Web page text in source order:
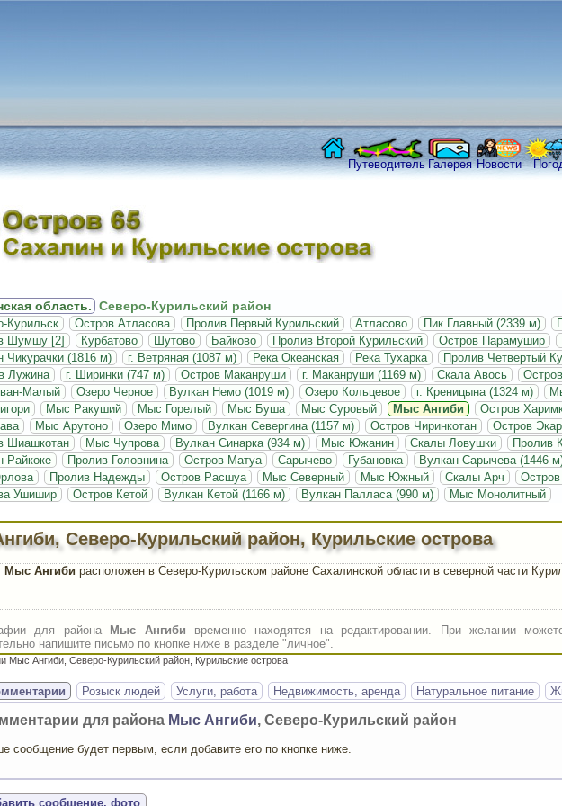
Путеводитель Галерея Новости
область. Северо-Курильский район
Курильск Остров Атласова Пролив Первый Курильский Атласово Пик Главный (2339 м)
Шумшу [2]
Курбатово Шутово Байково Пролив Второй Курильский Остров Парамушир
Чикурачки (1816 м)
г. Ветряная (1087 м) Река Океанская Река Тухарка Пролив Четвертый
Лужина
г. Ширинки (747 м) Остров Маканруши г. Маканруши (1169 м) Скала Авось
Малый
Озеро Черное Вулкан Немо (1019 м) Озеро Кольцевое г. Креницына (1324 м)
Мыс Ракуший Мыс Горелый Мыс Буша Мыс Суровый Мыс Ангиби Остров
Мыс Арутоно Озеро Мимо Вулкан Севергина (1157 м) Остров Чиринкотан Остров
Шиашкотан
Мыс Чупрова Вулкан Синарка (934 м) Мыс Южанин Скалы Ловушки Пролив
Райкоке
Пролив Головнина Остров Матуа Сарычево Губановка Вулкан Сарычева (1446
Пролив Надежды Остров Расшуа Мыс Северный Мыс Южный Скалы Арч
Ушишир
Остров Кетой Вулкан Кетой (1166 м) Вулкан Палласа (990 м) Мыс Монолитный
Северо-Курильский район, Курильские острова
Мыс Ангиби расположен в Северо-Курильском районе Сахалинской области в северной части
для района Мыс Ангиби временно находятся на редактировании. При желании
напишите письмо по кнопке ниже в разделе "личное".
Мыс Ангиби, Северо-Курильский район, Курильские острова
Розыск людей Услуги, работа Недвижимость, аренда Натуральное питание
для района Мыс Ангиби, Северо-Курильский район
сообщение будет первым, если добавите его по кнопке ниже.
сообщение, фото